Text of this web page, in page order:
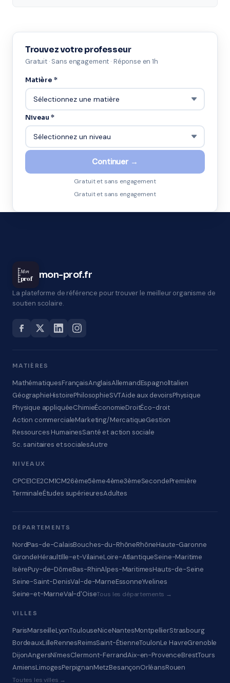
Trouvez votre professeur
Gratuit · Sans engagement · Réponse en 1h
Matière *
Niveau *
Continuer →
Gratuit et sans engagement
Gratuit et sans engagement
Mon
prof mon-prof.fr
La plateforme de référence pour trouver le meilleur organisme de
soutien scolaire.
MATIÈRES
MathématiquesFrançaisAnglaisAllemandEspagnolItalien
GéographieHistoirePhilosophieSVTAide aux devoirsPhysique
Physique appliquéeChimieÉconomieDroitÉco-droit
Action commercialeMarketing/MercatiqueGestion
Ressources HumainesSanté et action sociale
Sc. sanitaires et socialesAutre
NIVEAUX
CPCE1CE2CM1CM26ème5ème4ème3èmeSecondePremière
TerminaleÉtudes supérieuresAdultes
DÉPARTEMENTS
NordPas-de-CalaisBouches-du-RhôneRhôneHaute-Garonne
GirondeHéraultIlle-et-VilaineLoire-AtlantiqueSeine-Maritime
IsèrePuy-de-DômeBas-RhinAlpes-MaritimesHauts-de-Seine
Seine-Saint-DenisVal-de-MarneEssonneYvelines
Seine-et-MarneVal-d'OiseTous les départements →
VILLES
ParisMarseilleLyonToulouseNiceNantesMontpellierStrasbourg
BordeauxLilleRennesReimsSaint-ÉtienneToulonLe HavreGrenoble
DijonAngersNîmesClermont-FerrandAix-en-ProvenceBrestTours
AmiensLimogesPerpignanMetzBesançonOrléansRouen
Toutes les villes →